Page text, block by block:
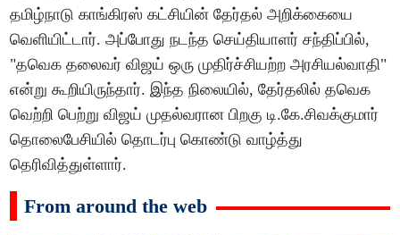
தமிழ்நாடு காங்கிரஸ் கட்சியின் தேர்தல் அறிக்கையை
வெளியிட்டார். அப்போது நடந்த செய்தியாளர் சந்திப்பில்,
"தவெக தலைவர் விஜய் ஒரு முதிர்ச்சியற்ற அரசியல்வாதி"
என்று கூறியிருந்தார். இந்த நிலையில், தேர்தலில் தவெக
வெற்றி பெற்று விஜய் முதல்வரான பிறகு டி.கே.சிவக்குமார்
தொலைபேசியில் தொடர்பு கொண்டு வாழ்த்து
தெரிவித்துள்ளார்.
From around the web